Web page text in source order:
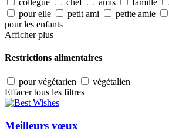
collègue chef amis famille
pour elle
petit ami petite amie
pour les enfants
Afficher plus
Restrictions alimentaires
pour végétarien
végétalien
Effacer tous les filtres
Meilleurs vœux